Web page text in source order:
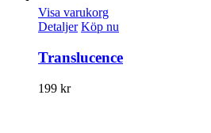
Visa varukorg
Detaljer Köp nu
Translucence
199 kr